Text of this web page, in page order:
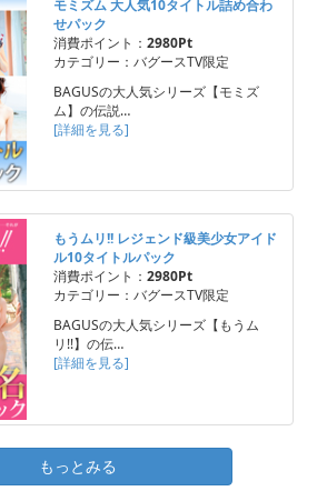
モミズム 大人気10タイトル詰め合わ
せパック
消費ポイント： 2980Pt
カテゴリー：バグースTV限定
BAGUSの大人気シリーズ【モミズ
ム】の伝説…
[詳細を見る]
もうムリ!! レジェンド級美少女アイド
ル10タイトルパック
消費ポイント： 2980Pt
カテゴリー：バグースTV限定
BAGUSの大人気シリーズ【もうム
リ!!】の伝…
[詳細を見る]
もっとみる